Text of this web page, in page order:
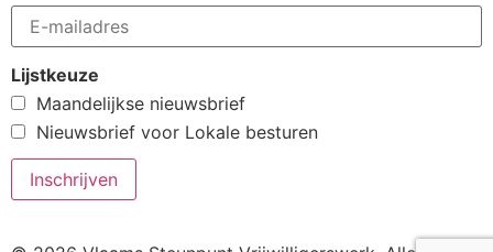
Lijstkeuze
Maandelijkse nieuwsbrief
Nieuwsbrief voor Lokale besturen